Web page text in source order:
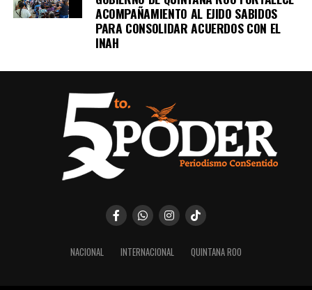
ACOMPAÑAMIENTO AL EJIDO SABIDOS
PARA CONSOLIDAR ACUERDOS CON EL
INAH
NACIONAL INTERNACIONAL QUINTANA ROO